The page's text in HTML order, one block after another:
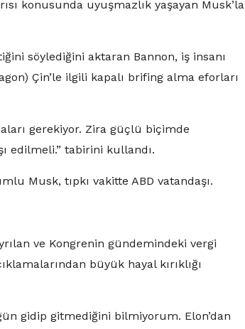
konusunda uyuşmazlık yaşayan Musk’la
söylediğini aktaran Bannon, iş insanı
Çin’le ilgili kapalı brifing alma eforları
gerekiyor. Zira güçlü biçimde
edilmeli.” tabirini kullandı.
Musk, tıpkı vakitte ABD vatandaşı.
ve Kongrenin gündemindeki vergi
büyük hayal kırıklığı
gidip gitmediğini bilmiyorum. Elon’dan